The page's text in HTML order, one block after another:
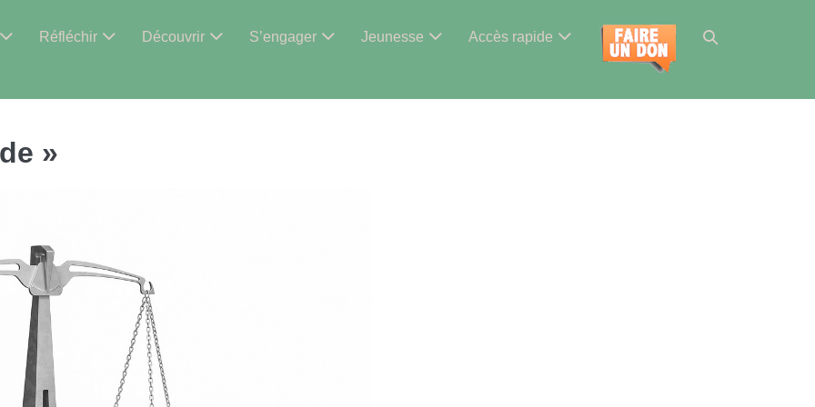
Réfléchir Découvrir S’engager Jeunesse Accès rapide
Basculer
»